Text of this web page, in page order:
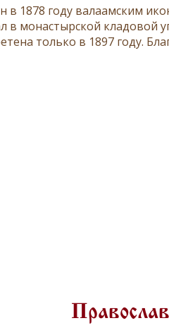
в 1878 го­ду ва­ла­ам­ским
в мо­на­стыр­ской кла­до­вой
только в 1897 го­ду.